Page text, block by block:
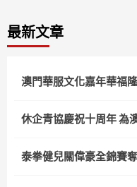
最新文章
澳門華服文化嘉年華福
休企青協慶祝十周年 為
泰拳健兒關偉豪全錦賽